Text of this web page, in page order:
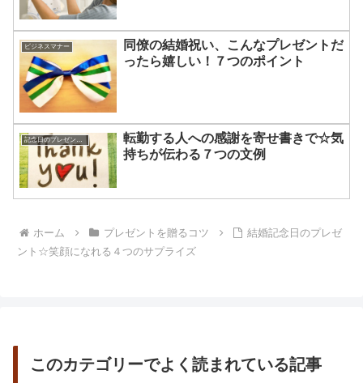
ビジネスマナー
同僚の結婚祝い、こんなプレゼントだ
ったら嬉しい！７つのポイント
記念日のプレゼントを贈るコツ
転勤する人への感謝を寄せ書きで☆気
持ちが伝わる７つの文例
ホーム プレゼントを贈るコツ
結婚記念日のプレゼ
ント☆笑顔になれる４つのサプライズ
このカテゴリーでよく読まれている記事